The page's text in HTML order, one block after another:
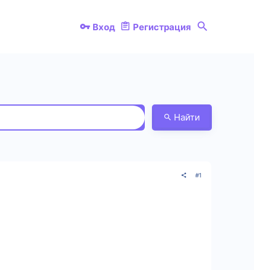
Вход Регистрация
Найти
#1